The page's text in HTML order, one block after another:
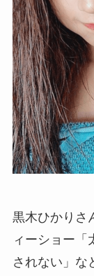
黒木ひかりさ
ィーショー「
されない」な